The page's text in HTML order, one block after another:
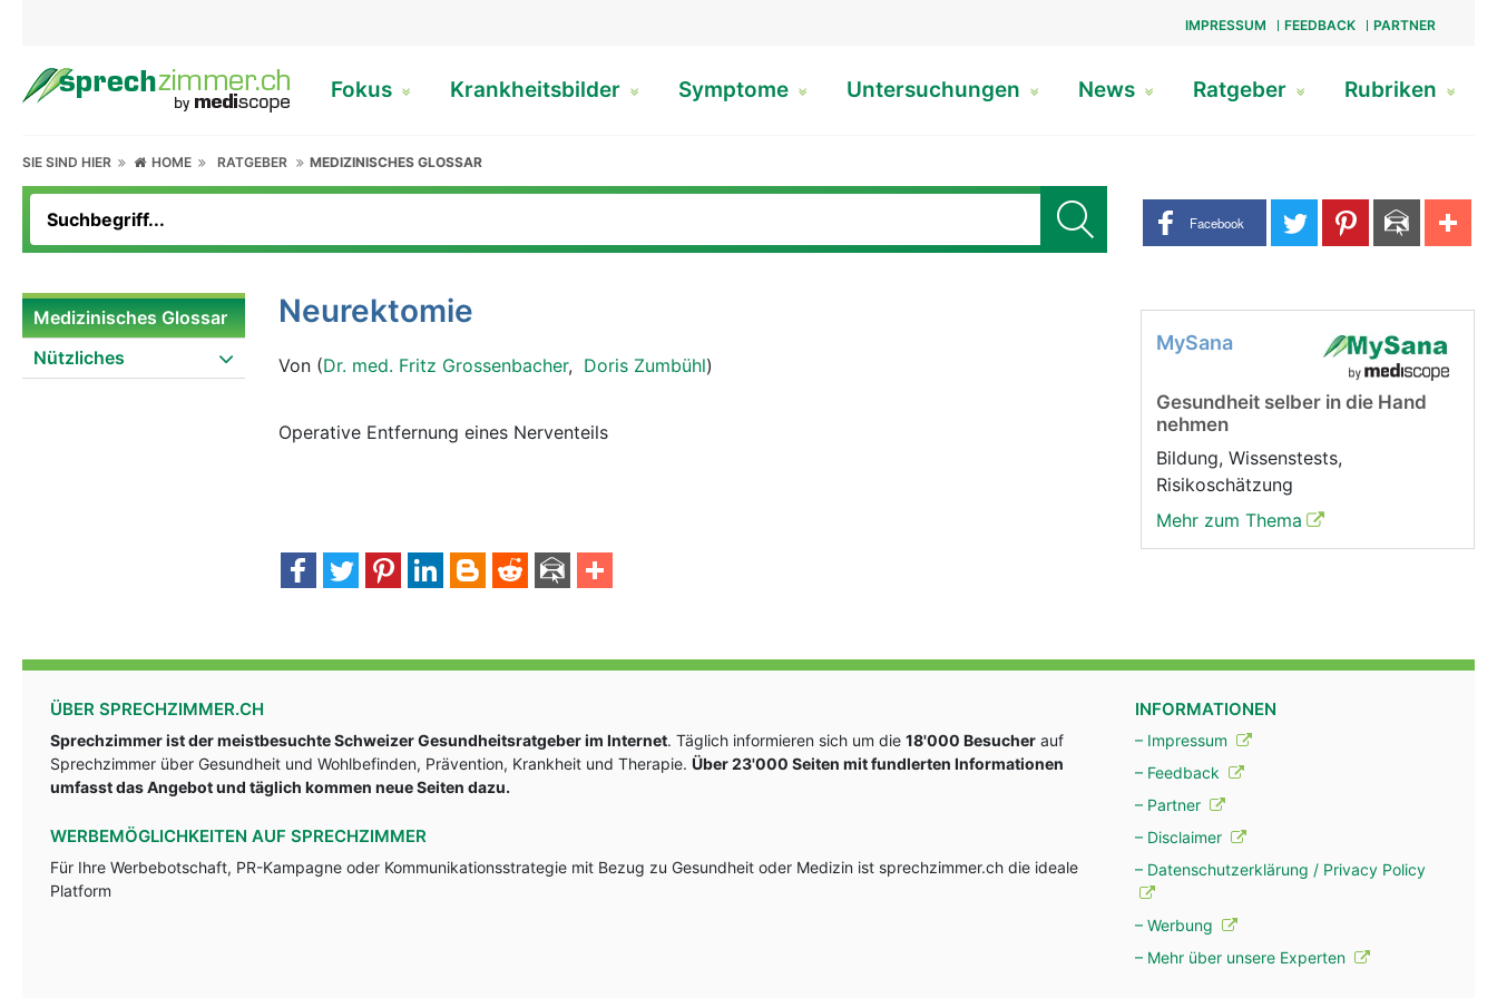
IMPRESSUM FEEDBACK PARTNER
Fokus Krankheitsbilder Symptome Untersuchungen News Ratgeber Rubriken
SIE SIND HIER HOME RATGEBER MEDIZINISCHES GLOSSAR
Share buttons
Facebook
Medizinisches Glossar
Nützliches
Neurektomie
Von (Dr. med. Fritz Grossenbacher, Doris Zumbühl)
Operative Entfernung eines Nerventeils
MySana
Gesundheit selber in die Hand
nehmen
Bildung, Wissenstests,
Risikoschätzung
Mehr zum Thema
ÜBER SPRECHZIMMER.CH
Sprechzimmer ist der meistbesuchte Schweizer Gesundheitsratgeber im Internet. Täglich informieren sich um die 18'000 Besucher auf
Sprechzimmer über Gesundheit und Wohlbefinden, Prävention, Krankheit und Therapie. Über 23'000 Seiten mit fundlerten Informationen
umfasst das Angebot und täglich kommen neue Seiten dazu.
WERBEMÖGLICHKEITEN AUF SPRECHZIMMER
Für Ihre Werbebotschaft, PR-Kampagne oder Kommunikationsstrategie mit Bezug zu Gesundheit oder Medizin ist sprechzimmer.ch die ideale
Platform
INFORMATIONEN
– Impressum
– Feedback
– Partner
– Disclaimer
– Datenschutzerklärung / Privacy Policy
– Werbung
– Mehr über unsere Experten